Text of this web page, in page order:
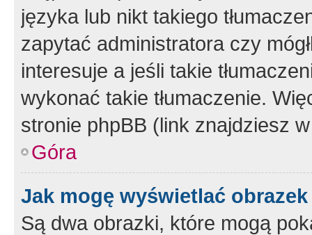
języka lub nikt takiego
zapytać administratora czy
interesuje a jeśli takie
wykonać takie tłumaczenie.
stronie phpBB (link znajdziesz
Góra
Jak mogę wyświetlać
Są dwa obrazki, które mogą